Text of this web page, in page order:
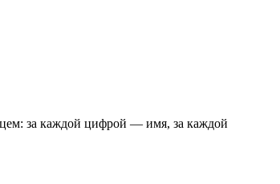
за каждой цифрой — имя, за каждой